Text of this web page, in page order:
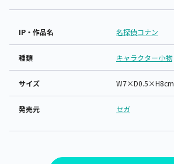
IP・作品名 名探偵コナン
種類 キャラクター小物
サイズ W7×D0.5×H8cm
発売元 セガ